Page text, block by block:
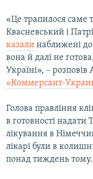
«Це трапилося саме
Квасневський і
казали наближені
вона й далі не
Україні», –
«Коммерсант-
Голова правління
в готовності
лікування в
лікарі були в
понад тиждень тому.